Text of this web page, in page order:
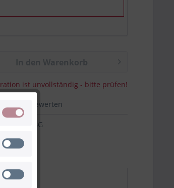
ist unvollständig - bitte prüfen!
Bewerten